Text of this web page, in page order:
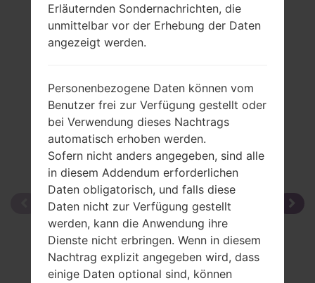
Erläuternden Sondernachrichten, die
unmittelbar vor der Erhebung der Daten
angezeigt werden.
Personenbezogene Daten können vom
Benutzer frei zur Verfügung gestellt oder
bei Verwendung dieses Nachtrags
automatisch erhoben werden.
Sofern nicht anders angegeben, sind alle
in diesem Addendum erforderlichen
Daten obligatorisch, und falls diese
Daten nicht zur Verfügung gestellt
werden, kann die Anwendung ihre
Dienste nicht erbringen. Wenn in diesem
Nachtrag explizit angegeben wird, dass
einige Daten optional sind, können